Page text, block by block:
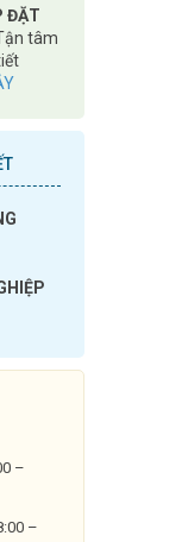
ĐẶT
tâm
–
–